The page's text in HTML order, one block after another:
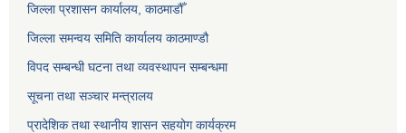
जिल्ला प्रशासन कार्यालय, काठमाडौँ
जिल्ला समन्वय समिति कार्यालय काठमाण्ड‌ौ
विपद सम्बन्धी घटना तथा व्यवस्थापन सम्बन्धमा
सूचना तथा सञ्चार मन्त्रालय
प्रादेशिक तथा स्थानीय शासन सहयोग कार्यक्रम